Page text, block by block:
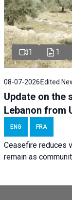
1 1
08-07-2026 Edited
Update on the
Lebanon from
ENG FRA
Ceasefire reduces
remain as